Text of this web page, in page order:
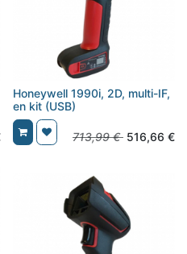
Honeywell 1990i, 2D, multi-IF,
en kit (USB)
713,99€ 516,66 €